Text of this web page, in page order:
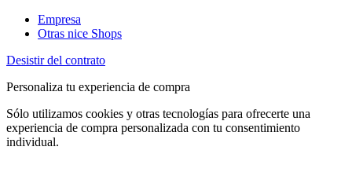
Empresa
Otras nice Shops
Desistir del contrato
Personaliza tu experiencia de compra
Sólo utilizamos cookies y otras tecnologías para ofrecerte una
experiencia de compra personalizada con tu consentimiento
individual.